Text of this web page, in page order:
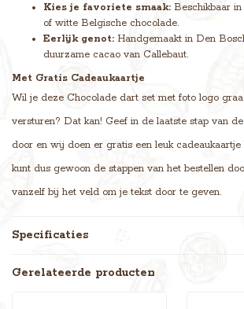
Kies je favoriete smaak: Beschikbaar
of witte Belgische chocolade.
Eerlijk genot: Handgemaakt in Den
duurzame cacao van Callebaut.
Met Gratis Cadeaukaartje
Wil je deze Chocolade dart set met foto logo
versturen? Dat kan! Geef in de laatste stap van
door en wij doen er gratis een leuk cadeaukaartje
kunt dus gewoon de stappen van het bestellen
vanzelf bij het veld om je tekst door te geven.
Specificaties
Gerelateerde producten